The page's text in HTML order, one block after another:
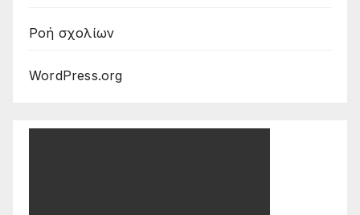
Ροή σχολίων
WordPress.org